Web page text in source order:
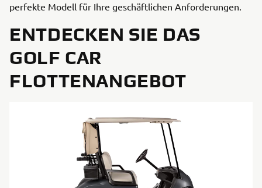
perfekte Modell für Ihre geschäftlichen Anforderungen.
ENTDECKEN SIE DAS
GOLF CAR
FLOTTENANGEBOT